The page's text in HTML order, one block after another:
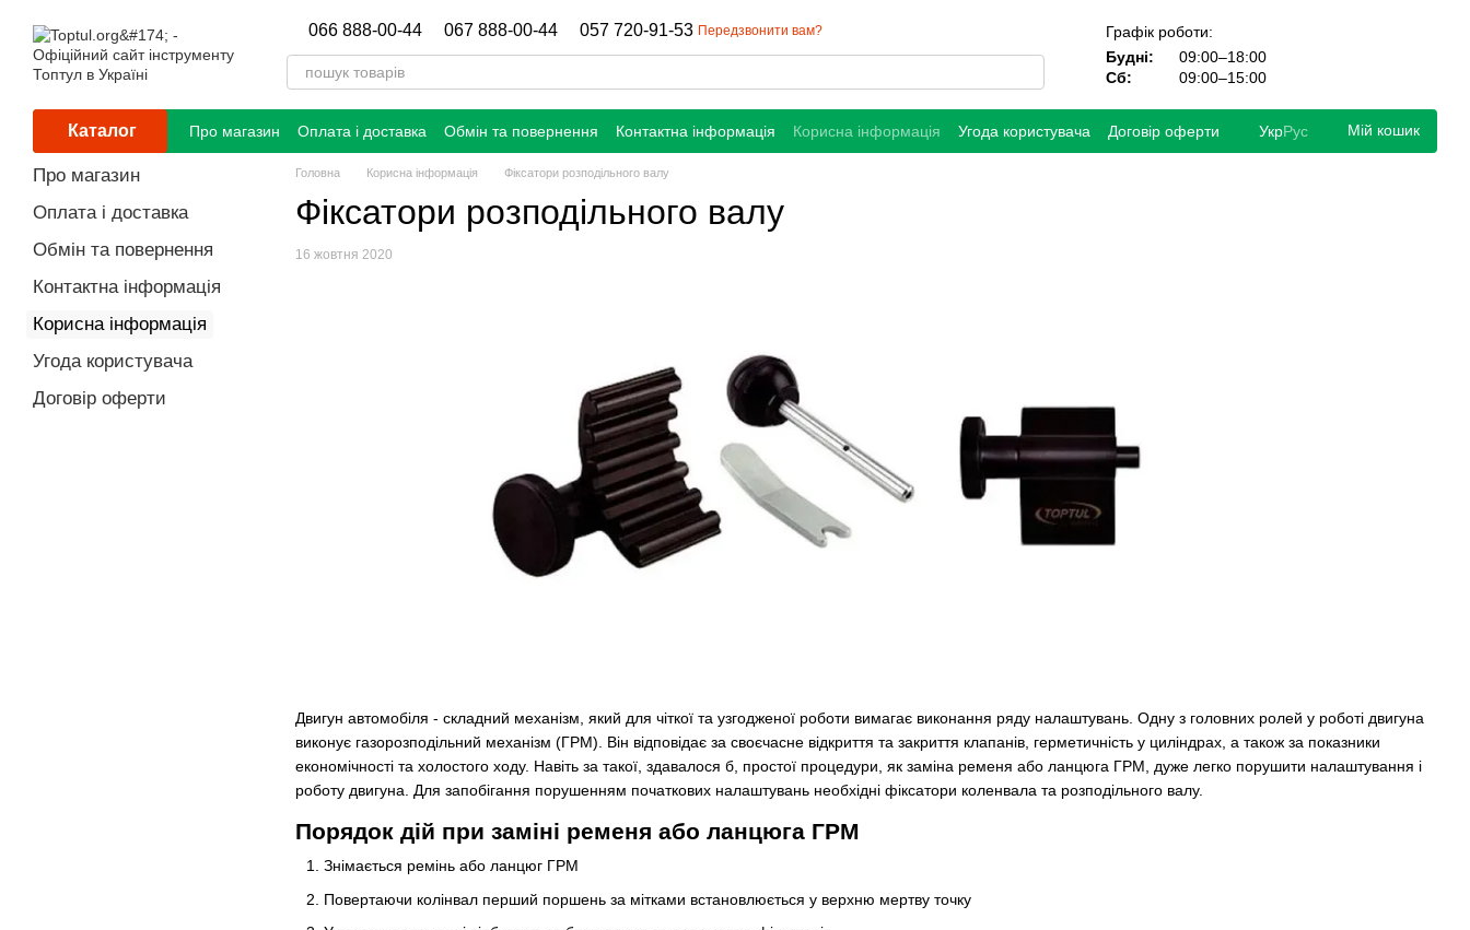
066 888-00-44 067 888-00-44 057 720-91-53 Передзвонити вам?
Графік роботи:
Будні:
09:00–18:00
Сб:
09:00–15:00
Каталог Про магазин Оплата і доставка Обмін та повернення Контактна інформація Корисна інформація Угода користувача Договір оферти УкрРус Мій кошик
Головна Корисна інформація Фіксатори розподільного валу
Фіксатори розподільного валу
16 жовтня 2020
Двигун автомобіля - складний механізм, який для чіткої та узгодженої роботи вимагає виконання ряду налаштувань. Одну з головних ролей у роботі двигуна
виконує газорозподільний механізм (ГРМ). Він відповідає за своєчасне відкриття та закриття клапанів, герметичність у циліндрах, а також за показники
економічності та холостого ходу. Навіть за такої, здавалося б, простої процедури, як заміна ременя або ланцюга ГРМ, дуже легко порушити налаштування і
роботу двигуна. Для запобігання порушенням початкових налаштувань необхідні фіксатори коленвала та розподільного валу.
Порядок дій при заміні ременя або ланцюга ГРМ
Знімається ремінь або ланцюг ГРМ
Повертаючи колінвал перший поршень за мітками встановлюється у верхню мертву точку
Про магазин
Оплата і доставка
Обмін та повернення
Контактна інформація
Корисна інформація
Угода користувача
Договір оферти